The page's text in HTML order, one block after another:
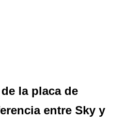
la placa de
entre Sky y